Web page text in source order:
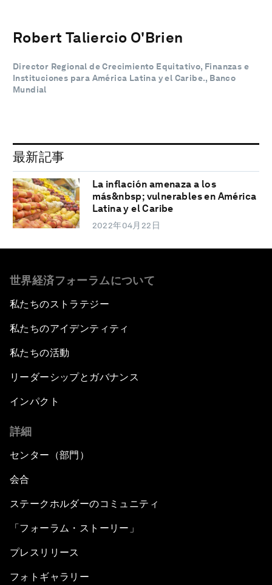
Robert Taliercio O'Brien
Director Regional de Crecimiento Equitativo, Finanzas e
Instituciones para América Latina y el Caribe., Banco
Mundial
最新記事
La inflación amenaza a los
más&nbsp; vulnerables en América
Latina y el Caribe
2022年04月22日
世界経済フォーラムについて
私たちのストラテジー
私たちのアイデンティティ
私たちの活動
リーダーシップとガバナンス
インパクト
詳細
センター（部門）
会合
ステークホルダーのコミュニティ
「フォーラム・ストーリー」
プレスリリース
フォトギャラリー